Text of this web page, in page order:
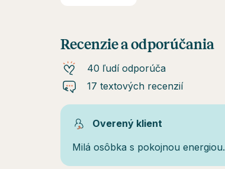
Recenzie a odporúčania
40 ľudí odporúča
17 textových recenzií
Overený klient
Milá osôbka s pokojnou energiou.